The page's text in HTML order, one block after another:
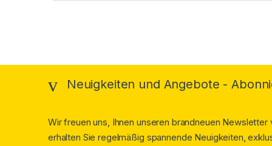
Neuigkeiten und Angebote -
Wir freuen uns, Ihnen unseren brandneuen
erhalten Sie regelmäßig spannende Neuigkeiten,